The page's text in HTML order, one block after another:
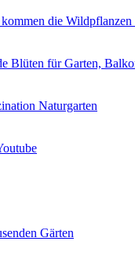
die Wildpflanzen
Blüten für Garten,
Naturgarten
Gärten